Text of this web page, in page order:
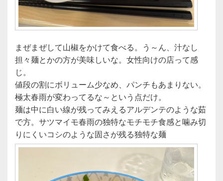
まぜまぜして山椒をかけて食べる。う～ん、汁なし
担々麺とかの方が美味しいな。女性向けの店って感
じ。
値段の割にボリューム少なめ、パンチもあまりない。
極太春雨が変わってるな～という点だけ。
麺は中に白い線が残ってみえるアルデンテのような茹
で方。サツマイモ春雨の独特なモチモチ食感と噛み切
りにくいコシのような固さが残る独特な麺